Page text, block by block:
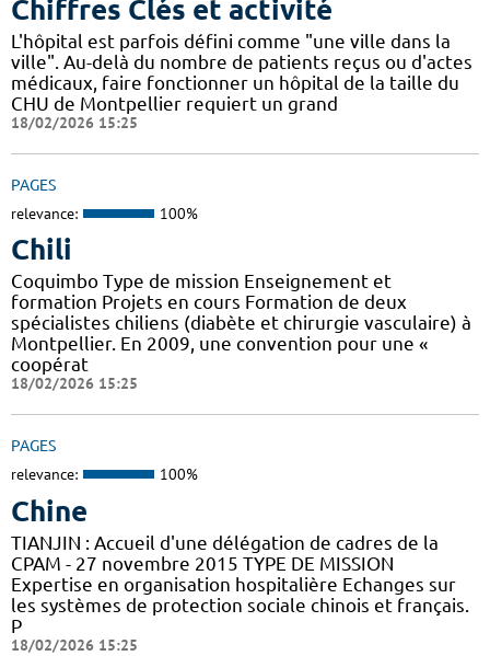
Chiffres Clés et activité
L'hôpital est parfois défini comme "une ville dans la
ville". Au-delà du nombre de patients reçus ou d'actes
médicaux, faire fonctionner un hôpital de la taille du
CHU de Montpellier requiert un grand
18/02/2026 15:25
PAGES
relevance: 100%
Chili
Coquimbo Type de mission Enseignement et
formation Projets en cours Formation de deux
spécialistes chiliens (diabète et chirurgie vasculaire) à
Montpellier. En 2009, une convention pour une «
coopérat
18/02/2026 15:25
PAGES
relevance: 100%
Chine
TIANJIN : Accueil d'une délégation de cadres de la
CPAM - 27 novembre 2015 TYPE DE MISSION
Expertise en organisation hospitalière Echanges sur
les systèmes de protection sociale chinois et français.
P
18/02/2026 15:25